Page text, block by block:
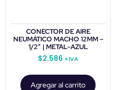
CONECTOR DE AIRE
NEUMÁTICO MACHO 12MM –
1/2″ | METAL-AZUL
$2.586 +IVA
Agregar al carrito